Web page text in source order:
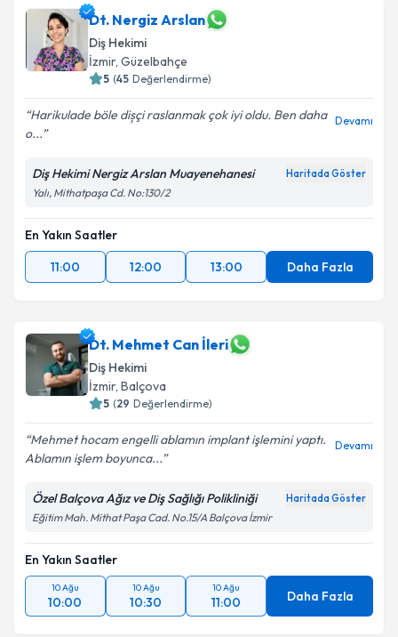
Dt. Nergiz Arslan
Diş Hekimi
İzmir, Güzelbahçe
5 (45 Değerlendirme)
Harikulade böle dișçi raslanmak çok iyi oldu. Ben daha
o...
Devamı
Diş Hekimi Nergiz Arslan Muayenehanesi Haritada Göster
Yalı, Mithatpaşa Cd. No:130/2
En Yakın Saatler
11:00
12:00 13:00 Daha Fazla
Dt. Mehmet Can İleri
Diş Hekimi
İzmir, Balçova
5 (29 Değerlendirme)
Mehmet hocam engelli ablamın implant işlemini yaptı.
Ablamın işlem boyunca...
Devamı
Özel Balçova Ağız ve Diş Sağlığı Polikliniği Haritada Göster
Eğitim Mah. Mithat Paşa Cad. No.15/A Balçova İzmir
En Yakın Saatler
10 Ağu
10:00
10 Ağu
10:30
10 Ağu
11:00 Daha Fazla